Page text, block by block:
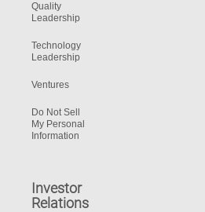
Quality
Leadership
Technology
Leadership
Ventures
Do Not Sell
My Personal
Information
Investor
Relations